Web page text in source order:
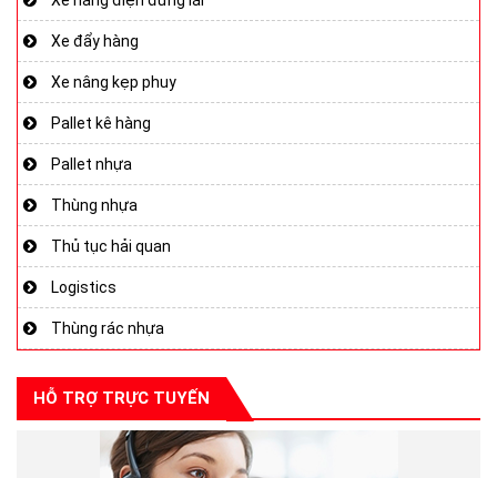
Xe đẩy hàng
Xe nâng kẹp phuy
Pallet kê hàng
Pallet nhựa
Thùng nhựa
Thủ tục hải quan
Logistics
Thùng rác nhựa
HỖ TRỢ TRỰC TUYẾN